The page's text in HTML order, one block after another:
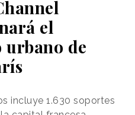
el
de
incluye 1.630 soportes